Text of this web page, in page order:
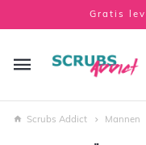
Gratis
Scrubs Addict Mannen